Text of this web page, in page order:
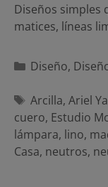
Diseños simples
matices, líneas
Categorías
Diseño,
Etiquetas
Arcilla, Ariel
cuero, Estudio
lámpara, lino,
Casa, neutros,